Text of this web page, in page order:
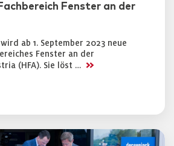
Fenster an der
ab 1. September 2023 neue
Fenster an der
(HFA). Sie löst … >>